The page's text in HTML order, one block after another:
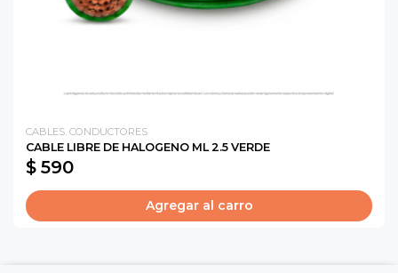
CABLES. CONDUCTORES
CABLE LIBRE DE HALOGENO ML 2.5 VERDE
$ 590
Agregar al carro